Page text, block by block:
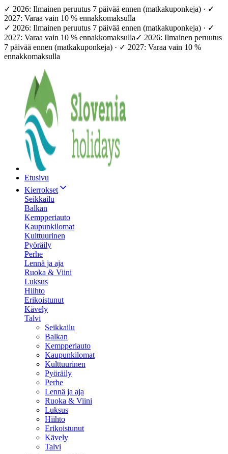
✓ 2026: Ilmainen peruutus 7 päivää ennen (matkakuponkeja) · ✓
2027: Varaa vain 10 % ennakkomaksulla
✓ 2026: Ilmainen peruutus 7 päivää ennen (matkakuponkeja) · ✓
2027: Varaa vain 10 % ennakkomaksulla✓ 2026: Ilmainen peruutus
7 päivää ennen (matkakuponkeja) · ✓ 2027: Varaa vain 10 %
ennakkomaksulla
Etusivu
Kierrokset
Seikkailu
Balkan
Kempperiauto
Kaupunkilomat
Kulttuurinen
Pyöräily
Perhe
Lennä ja aja
Ruoka & Viini
Luksus
Hiihto
Erikoistunut
Kävely
Talvi
Seikkailu
Balkan
Kempperiauto
Kaupunkilomat
Kulttuurinen
Pyöräily
Perhe
Lennä ja aja
Ruoka & Viini
Luksus
Hiihto
Erikoistunut
Kävely
Talvi